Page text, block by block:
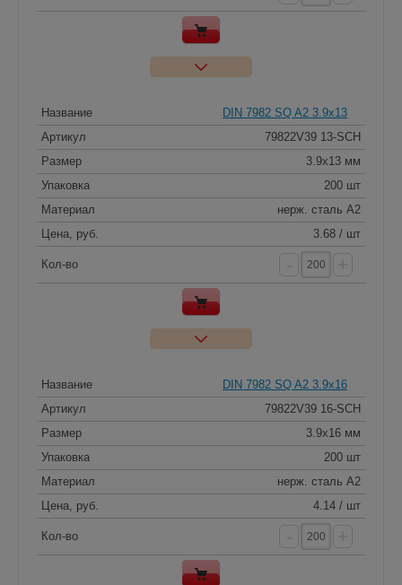
Название
DIN 7982 SQ A2 3.9x13
Артикул
79822V39 13-SCH
Размер
3.9x13 мм
Упаковка
200 шт
Материал
нерж. сталь A2
Цена, руб.
3.68 / шт
Кол-во
Название
DIN 7982 SQ A2 3.9x16
Артикул
79822V39 16-SCH
Размер
3.9x16 мм
Упаковка
200 шт
Материал
нерж. сталь A2
Цена, руб.
4.14 / шт
Кол-во